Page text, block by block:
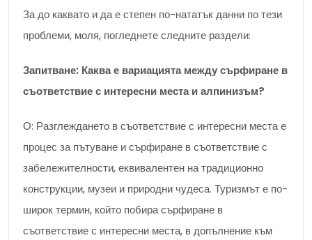
За до каквато и да е степен по-нататък данни по тези
проблеми, моля, погледнете следните раздели:
Запитване: Каква е вариацията между сърфиране в
съответствие с интересни места и алпинизъм?
О: Разглеждането в съответствие с интересни места е
процес за пътуване и сърфиране в съответствие с
забележителности, еквивалентен на традиционно
конструкции, музеи и природни чудеса. Туризмът е по-
широк термин, който побира сърфиране в
съответствие с интересни места, в допълнение към